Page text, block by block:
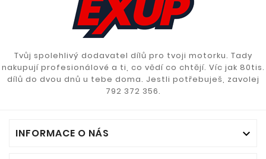
Tvůj spolehlivý dodavatel dílů pro tvoji motorku. Tady
nakupují profesionálové a ti, co vědí co chtějí. Víc jak 80tis.
dílů do dvou dnů u tebe doma. Jestli potřebuješ, zavolej
792 372 356.
INFORMACE O NÁS 